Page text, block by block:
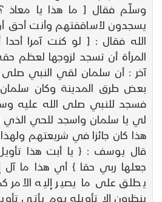
وسلّم فقال [ ما هذا يا معاذ
يسجدون لأساقفتهم وأنت أحق
الله فقال : [ لو كنت آمرا
المرأة أن تسجد لزوجها لعظم
آخر : أن سلمان لقي النبي
بعض طرق المدينة وكان
فسجد للنبي صلى الله عليه
لي يا سلمان واسجد للحي الذي
هذا كان جائزا في شريعتهم
قال يوسف : { يا أبت هذا
جعلها ربي حقا } أي هذا ما آل
يطلق على ما يصير إليه الأمر
ينظرون إلا تأويله يوم يأتي